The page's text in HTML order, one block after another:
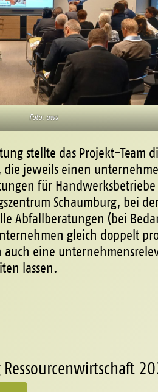
Foto: aws
stellte das Projekt-
jeweils einen
für
Schaumburg, bei
Abfallberatungen (bei
gleich doppelt
eine
lassen.